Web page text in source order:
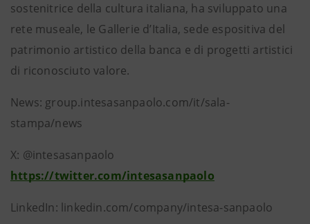
sostenitrice della cultura italiana, ha sviluppato una
rete museale, le Gallerie d’Italia, sede espositiva del
patrimonio artistico della banca e di progetti artistici
di riconosciuto valore.
News: group.intesasanpaolo.com/it/sala-
stampa/news
X: @intesasanpaolo
https://twitter.com/intesasanpaolo
LinkedIn: linkedin.com/company/intesa-sanpaolo